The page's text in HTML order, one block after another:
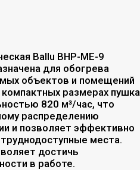
Ballu BHP-ME-9
для обогрева
объектов и помещений
размерах пушка
820 м³/час, что
распределению
и позволяет эффективно
места.
достичь
в работе.